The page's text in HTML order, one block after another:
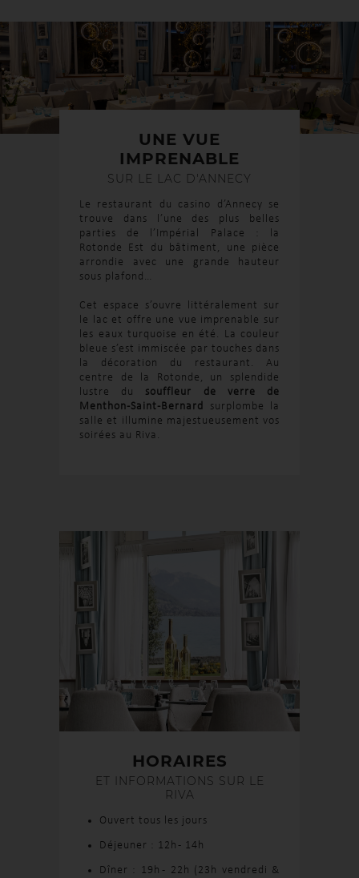
UNE VUE
IMPRENABLE
SUR LE LAC D'ANNECY
Le restaurant du casino d’Annecy se
trouve dans l’une des plus belles
parties de l’Impérial Palace : la
Rotonde Est du bâtiment, une pièce
arrondie avec une grande hauteur
sous plafond…
Cet espace s’ouvre littéralement sur
le lac et offre une vue imprenable sur
les eaux turquoise en été. La couleur
bleue s’est immiscée par touches dans
la décoration du restaurant. Au
centre de la Rotonde, un splendide
lustre du souffleur de verre de
Menthon-Saint-Bernard surplombe la
salle et illumine majestueusement vos
soirées au Riva.
HORAIRES
ET INFORMATIONS SUR LE
RIVA
Ouvert tous les jours
Déjeuner : 12h - 14h
Dîner : 19h - 22h (23h vendredi &